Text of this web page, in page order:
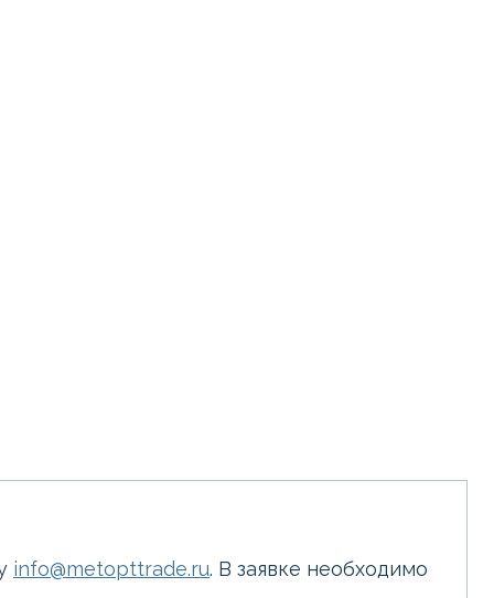
info@metopttrade.ru. В заявке необходимо